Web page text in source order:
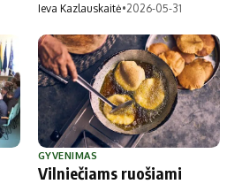
Ieva Kazlauskaitė•2026-05-31
GYVENIMAS
Vilniečiams ruošiami